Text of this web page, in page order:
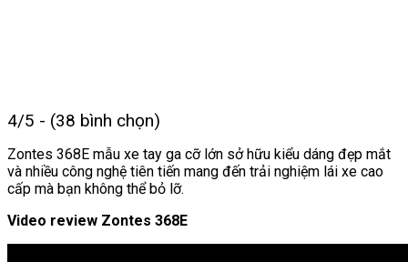
4/5 - (38 bình chọn)
Zontes 368E mẫu xe tay ga cỡ lớn sở hữu kiểu dáng đẹp mắt
và nhiều công nghệ tiên tiến mang đến trải nghiệm lái xe cao
cấp mà bạn không thể bỏ lỡ.
Video review Zontes 368E